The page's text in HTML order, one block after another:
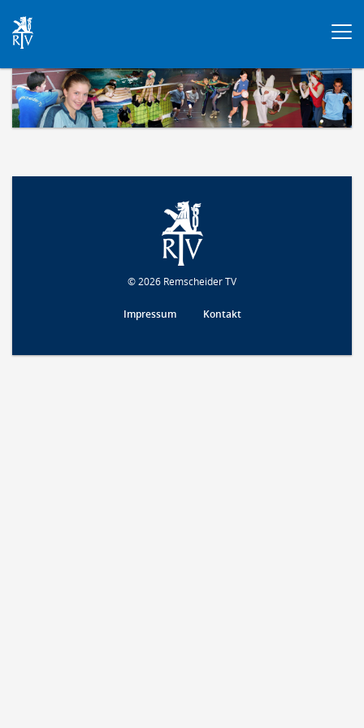
© 2026 Remscheider TV
Impressum Kontakt